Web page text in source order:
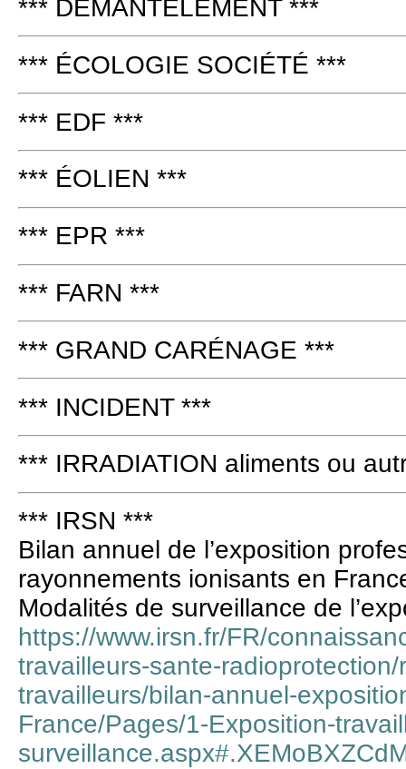
*** DÉMANTÈLEMENT ***
*** ÉCOLOGIE SOCIÉTÉ ***
*** EDF ***
*** ÉOLIEN ***
*** EPR ***
*** FARN ***
*** GRAND CARÉNAGE ***
*** INCIDENT ***
*** IRRADIATION aliments ou
*** IRSN ***
Bilan annuel de l’exposition
rayonnements ionisants en
Modalités de surveillance de
https://www.irsn.fr/FR/
travailleurs-sante-
travailleurs/bilan-annuel-
France/Pages/1-Exposition-